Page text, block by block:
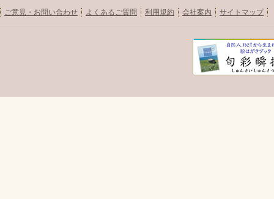
ご意見・お問い合わせ よくあるご質問 利用規約 会社案内 サイトマップ